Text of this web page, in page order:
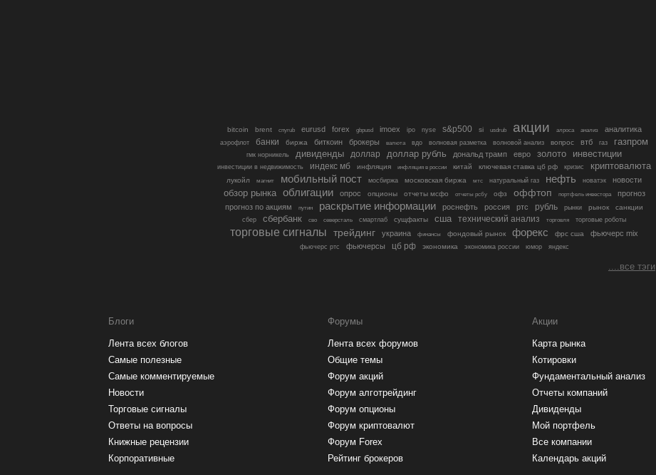
bitcoin brent cnyrub eurusd forex gbpusd imoex ipo nyse s&p500 si usdrub акции алроса анализ аналитика
аэрофлот банки биржа биткоин брокеры валюта вдо волновая разметка волновой анализ вопрос втб газ газпром
гмк норникель дивиденды доллар доллар рубль дональд трамп евро золото инвестиции
инвестиции в недвижимость индекс мб инфляция инфляция в россии китай ключевая ставка цб рф кризис криптовалюта
лукойл магнит мобильный пост мосбиржа московская биржа мтс натуральный газ нефть новатэк новости
обзор рынка облигации опрос опционы отчеты мсфо отчеты рсбу офз оффтоп портфель инвестора
прогноз
прогноз по акциям
путин раскрытие информации роснефть россия ртс рубль рынки рынок санкции
сбер сбербанк сво северсталь смартлаб сущфакты сша технический анализ торговля торговые роботы
торговые сигналы трейдинг украина финансы фондовый рынок форекс фрс сша фьючерс mix
фьючерс ртс фьючерсы цб рф экономика экономика россии юмор яндекс
....все тэги
Блоги
Лента всех блогов
Самые полезные
Самые комментируемые
Новости
Торговые сигналы
Ответы на вопросы
Книжные рецензии
Корпоративные
Форумы
Лента всех форумов
Общие темы
Форум акций
Форум алготрейдинг
Форум опционы
Форум криптовалют
Форум Forex
Рейтинг брокеров
Акции
Карта рынка
Котировки
Фундаментальный анализ
Отчеты компаний
Дивиденды
Мой портфель
Все компании
Календарь акций